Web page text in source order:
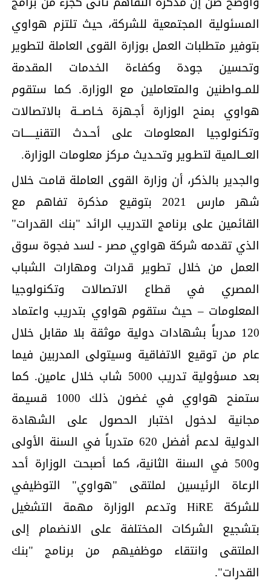
المسئولية المجتمعية للشركة، حيث تلتزم هواوي
بتوفير متطلبات العمل بوزارة القوى العاملة لتطوير
وتحسين جودة وكفاءة الخدمات المقدمة
للمــواطنين والمتعاملين مع الوزارة. كما ستقوم
هواوي بمنح الوزارة أجـهزة خـاصـــة بالاتصالات
وتكنولوجيا المعلومات على أحـدث التقنيــــــات
العـــالمية لتطـوير وتحـديث مـركز معلومات الوزارة.
والجدير بالذكر، أن وزارة القوى العاملة قامت خلال
شهر مارس 2021 بتوقيع مذكرة تفاهم مع
القائمين على برنامج التدريب الرائد "بنك القدرات"
الذي تقدمه شركة هواوي مصر - لسد فجوة سوق
العمل من خلال تطوير قدرات ومهارات الشباب
المصري في قطاع الاتصالات وتكنولوجيا
المعلومات – حيث ستقوم هواوي بتدريب واعتماد
120 مدرباً بشهادات دولية موثقة بلا مقابل خلال
عام من توقيع الاتفاقية وسيتولى المدربين فيما
بعد مسؤولية تدريب 5000 شاب خلال عامين. كما
ستمنح هواوي في غضون ذلك 1000 قسيمة
مجانية لدخول اختبار الحصول على الشهادة
الدولية لدعم أفضل 620 متدرباً في السنة الأولى
و500 في السنة الثانية، كما أصبحت الوزارة أحد
الرعاة الرئيسين لملتقى "هواوي" التوظيفي
للشركة HiRE وتدعم الوزارة مهمة التشغيل
بتشجيع الشركات المختلفة على الانضمام إلى
الملتقى وانتقاء موظفيهم من برنامج "بنك
القدرات".